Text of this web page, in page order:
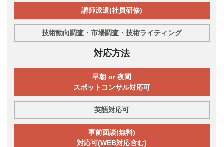
講師派遣(社員研修)
技術動向調査・市場調査・技術ライティング
対応方法
早朝 or 夜間
スポットコンサル対応可
英語対応可
事前面談(無料)
対応可(WEB対応含む)